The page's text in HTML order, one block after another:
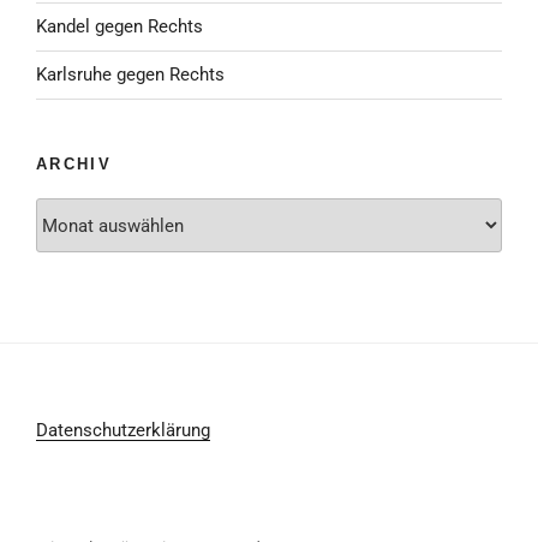
Kandel gegen Rechts
Karlsruhe gegen Rechts
ARCHIV
Datenschutzerklärung